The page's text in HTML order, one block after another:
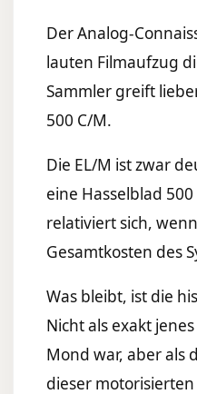
Der Analog-
lauten Filmaufzug
Sammler greift
500 C/M.
Die EL/M ist zwar
eine Hasselblad
relativiert sich,
Gesamtkosten des
Was bleibt, ist die
Nicht als exakt
Mond war, aber als
dieser